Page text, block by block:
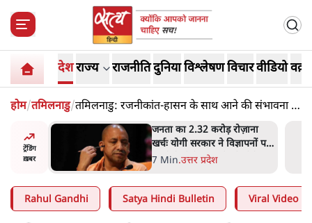
देशराज्य राजनीतिदुनियाविश्लेषणविचारवीडियो
होम/तमिलनाडु/तमिलनाडु: रजनीकांत-हासन के साथ आने की संभावना से
नींद क्यों उड़ी दिग्गजों की?
ट्रेंडिंग
ख़बर
पर
उलटबांसीः राष्ट्र के चरित्र की मरम्मत
जारी है
11 Min.व्यंग्य/उलटबाँसी
Rahul Gandhi Satya Hindi Bulletin Viral Video